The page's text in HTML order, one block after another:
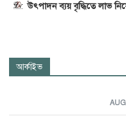
উৎপাদন ব্যয় বৃদ্ধিতে লাভ
আর্কাইভ